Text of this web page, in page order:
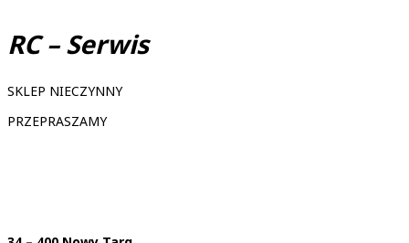
RC – Serwis
SKLEP NIECZYNNY
PRZEPRASZAMY